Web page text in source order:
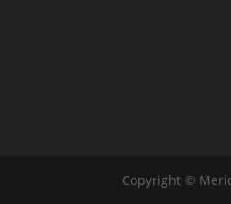
Copyright ©